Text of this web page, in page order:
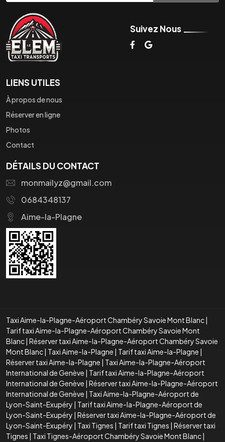
Suivez Nous
LIENS UTILES
À propos de nous
Réserver en ligne
Photos
Contact
DÉTAILS DU CONTACT
monmailyz@gmail.com
0684348137
Aime-la-Plagne
Taxi Aime-la-Plagne-Aéroport Chambéry Savoie Mont Blanc|
Tarif taxi Aime-la-Plagne-Aéroport Chambéry Savoie Mont
Blanc| Réserver taxi Aime-la-Plagne-Aéroport Chambéry Savoie
Mont Blanc| Taxi Aime-la-Plagne | Tarif taxi Aime-la-Plagne |
Réserver taxi Aime-la-Plagne | Taxi Aime-la-Plagne-Aéroport
International de Genève | Tarif taxi Aime-la-Plagne-Aéroport
International de Genève | Réserver taxi Aime-la-Plagne-Aéroport
International de Genève | Taxi Aime-la-Plagne-Aéroport de
Lyon-Saint-Exupéry | Tarif taxi Aime-la-Plagne-Aéroport de
Lyon-Saint-Exupéry | Réserver taxi Aime-la-Plagne-Aéroport de
Lyon-Saint-Exupéry | Taxi Tignes | Tarif taxi Tignes | Réserver taxi
Tignes | Taxi Tignes-Aéroport Chambéry Savoie Mont Blanc|